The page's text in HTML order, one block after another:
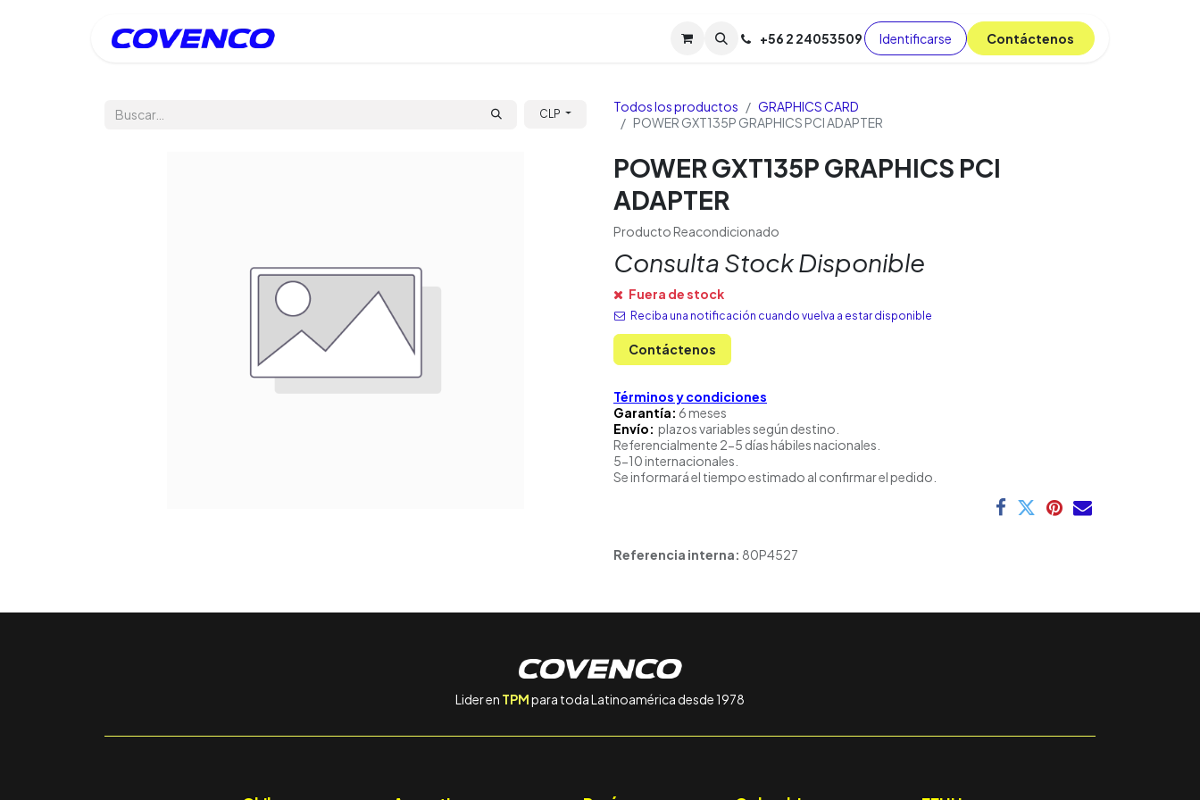
Soporte TPM (CL) Tienda Cursos Blog
+56 2 24053509 Identificarse C​​​​ont​​​​áct​​​​​​en​​​​​​os
CLP Todos los productos
GRAPHICS CARD
POWER GXT135P GRAPHICS PCI ADAPTER
POWER GXT135P GRAPHICS PCI
ADAPTER
Producto Reacondicionado
Consulta Stock Disponible
Fuera de stock
Reciba una notificación cuando vuelva a estar disponible
Contáctenos
Términos y condiciones
Garantía: 6 meses
Envío: plazos variables según destino.
Referencialmente 2-5 días hábiles nacionales.
5-10 internacionales.
Se informará el tiempo estimado al confirmar el pedido.
Referencia interna: 80P4527
Lider en TPMpara toda Latinoamérica desde 1978